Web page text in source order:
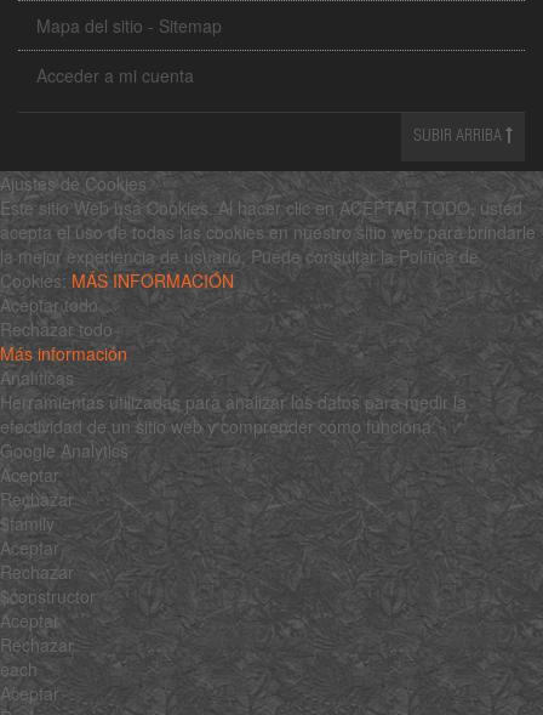
Mapa del sitio - Sitemap
Acceder a mi cuenta
SUBIR ARRIBA
Ajustes de Cookies
Este sitio Web usa Cookies. Al hacer clic en ACEPTAR TODO, usted
acepta el uso de todas las cookies en nuestro sitio web para brindarle
la mejor experiencia de usuario. Puede consultar la Política de
Cookies: MÁS INFORMACIÓN
Aceptar todo
Rechazar todo
Más información
Analíticas
Herramientas utilizadas para analizar los datos para medir la
efectividad de un sitio web y comprender cómo funciona.
Google Analytics
Aceptar
Rechazar
$family
Aceptar
Rechazar
$constructor
Aceptar
Rechazar
each
Aceptar